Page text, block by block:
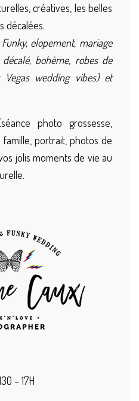
créatives, les belles
décalées.
elopement, mariage
décalé, bohème, robes de
wedding vibes) et
photo grossesse,
portrait, photos de
jolis moments de vie au
– 17H